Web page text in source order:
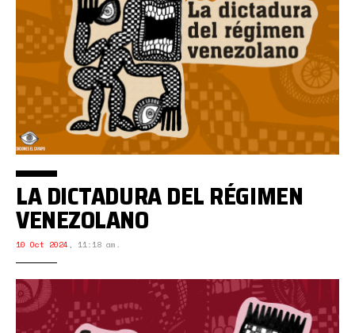
LA DICTADURA DEL RÉGIMEN
VENEZOLANO
10 Oct 2024 , 11:18 am.